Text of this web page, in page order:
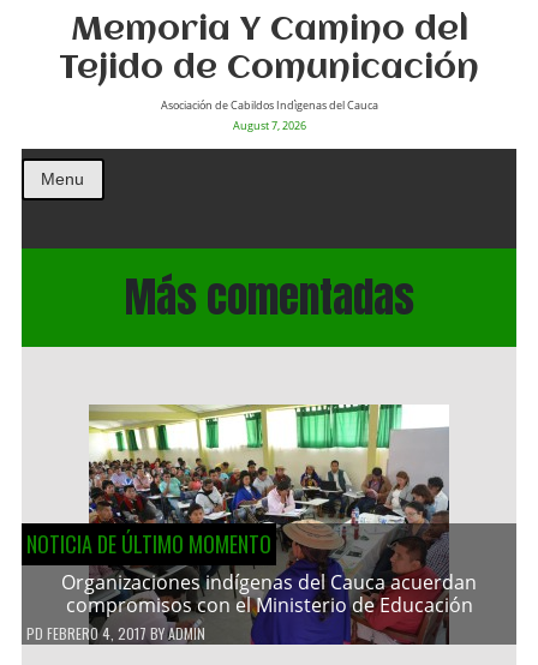
Memoria Y Camino del
Tejido de Comunicación
Asociación de Cabildos Indìgenas del Cauca
August 7, 2026
Menu
Más comentadas
NOTICIA DE ÚLTIMO MOMENTO
Organizaciones indígenas del Cauca acuerdan
compromisos con el Ministerio de Educación
PD FEBRERO 4, 2017 BYADMIN